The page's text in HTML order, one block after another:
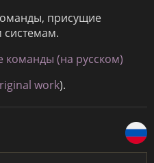
присущие
(на русском)
work).